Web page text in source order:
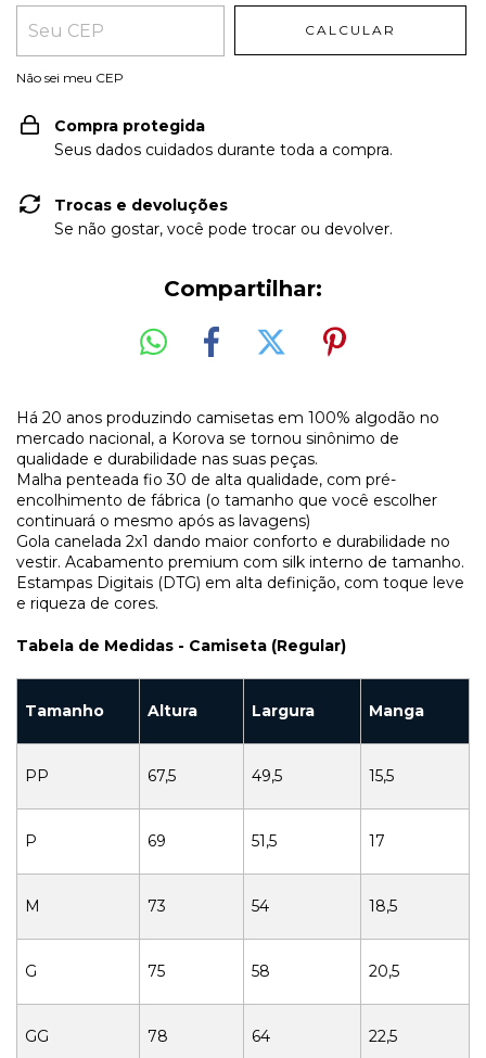
CALCULAR
Não sei meu CEP
Compra protegida
Seus dados cuidados durante toda a compra.
Trocas e devoluções
Se não gostar, você pode trocar ou devolver.
Compartilhar:
Há 20 anos produzindo camisetas em 100% algodão no
mercado nacional, a Korova se tornou sinônimo de
qualidade e durabilidade nas suas peças.
Malha penteada fio 30 de alta qualidade, com pré-
encolhimento de fábrica (o tamanho que você escolher
continuará o mesmo após as lavagens)
Gola canelada 2x1 dando maior conforto e durabilidade no
vestir. Acabamento premium com silk interno de tamanho.
Estampas Digitais (DTG) em alta definição, com toque leve
e riqueza de cores.
Tabela de Medidas - Camiseta (Regular)
Tamanho Altura Largura Manga
PP 67,5 49,5 15,5
P 69 51,5 17
M 73 54 18,5
G 75 58 20,5
GG 78 64 22,5